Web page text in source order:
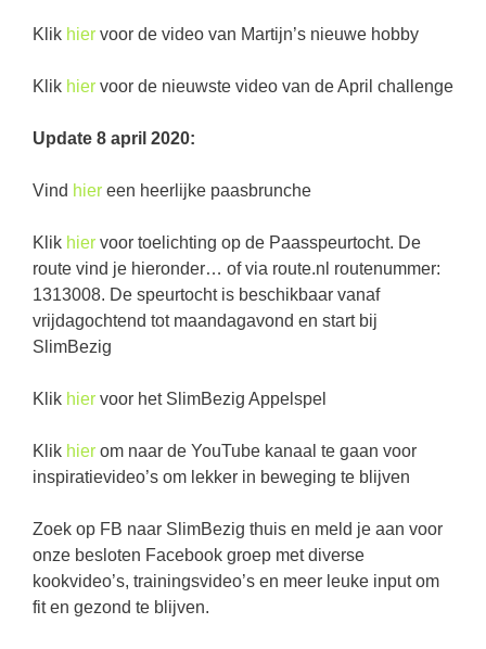
Klik hier voor de video van Martijn’s nieuwe hobby
Klik hier voor de nieuwste video van de April challenge
Update 8 april 2020:
Vind hier een heerlijke paasbrunche
Klik hier voor toelichting op de Paasspeurtocht. De
route vind je hieronder… of via route.nl routenummer:
1313008. De speurtocht is beschikbaar vanaf
vrijdagochtend tot maandagavond en start bij
SlimBezig
Klik hier voor het SlimBezig Appelspel
Klik hier om naar de YouTube kanaal te gaan voor
inspiratievideo’s om lekker in beweging te blijven
Zoek op FB naar SlimBezig thuis en meld je aan voor
onze besloten Facebook groep met diverse
kookvideo’s, trainingsvideo’s en meer leuke input om
fit en gezond te blijven.